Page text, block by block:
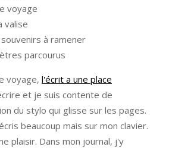
voyage
valise
à ramener
parcourus
voyage, l'écrit a une place
et je suis contente de
du stylo qui glisse sur les pages.
beaucoup mais sur mon clavier.
plaisir. Dans mon journal, j'y